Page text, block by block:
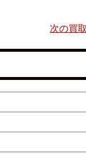
次の買